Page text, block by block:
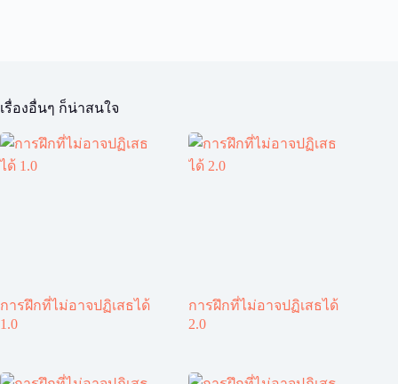
เรื่องอื่นๆ ก็น่าสนใจ
การฝึกที่ไม่อาจปฏิเสธได้
1.0
การฝึกที่ไม่อาจปฏิเสธได้
2.0